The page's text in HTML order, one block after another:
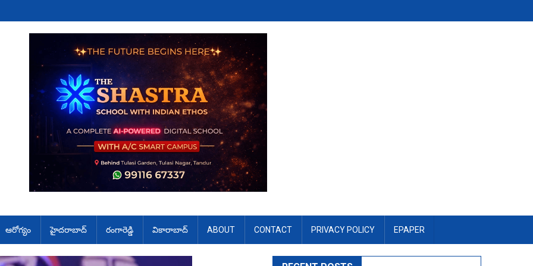
ఆరోగ్యం హైదరాబాద్ రంగారెడ్డి వికారాబాద్ ABOUT CONTACT PRIVACY POLICY EPAPER